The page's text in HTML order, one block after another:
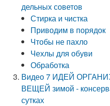
дельных советов
Стирка и чистка
Приводим в порядок
Чтобы не пахло
Чехлы для обуви
Обработка
Видео 7 ИДЕЙ
ВЕЩЕЙ зимой -
сутках